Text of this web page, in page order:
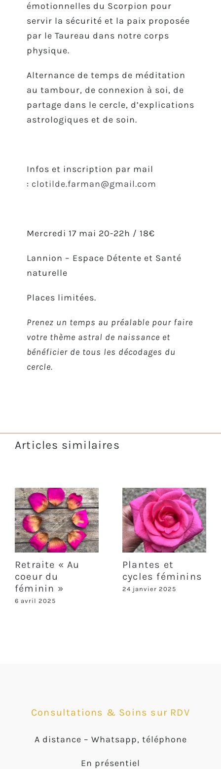
émotionnelles du Scorpion pour
servir la sécurité et la paix proposée
par le Taureau dans notre corps
physique.
Alternance de temps de méditation
au tambour, de connexion à soi, de
partage dans le cercle, d’explications
astrologiques et de soin.
Infos et inscription par mail
: clotilde.farman@gmail.com
Mercredi 17 mai 20-22h / 18€
Lannion – Espace Détente et Santé
naturelle
Places limitées.
Prenez un temps au préalable pour faire
votre thème astral de naissance et
bénéficier de tous les décodages du
cercle.
Articles similaires
Retraite « Au
coeur du
féminin »
6 avril 2025
Plantes et
cycles féminins
24 janvier 2025
Consultations & Soins sur RDV
A distance – Whatsapp, téléphone
En présentiel